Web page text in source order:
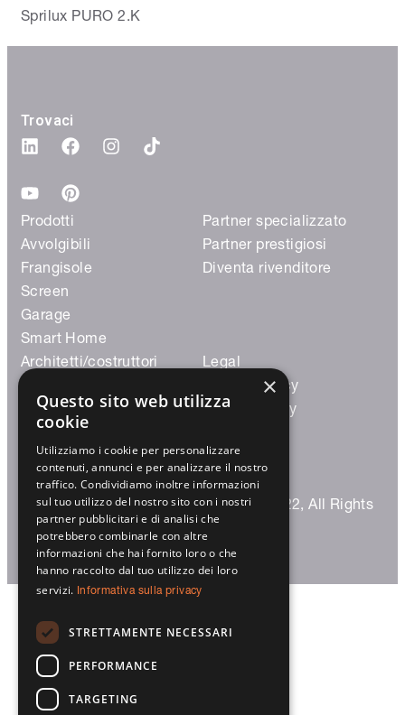
Sprilux PURO 2.K
Trovaci
Prodotti
Avvolgibili
Frangisole
Screen
Garage
Smart Home
Partner specializzato
Partner prestigiosi
Diventa rivenditore
Architetti/costruttori
Trova rivenditore
Legal
Privacy Policy
Cookie Policy
© 2023 Sprilux S.r.l. – P.IVA 03124320122, All Rights
Reserved |Credits
×
Questo sito web utilizza
cookie
Utilizziamo i cookie per personalizzare
contenuti, annunci e per analizzare il nostro
traffico. Condividiamo inoltre informazioni
sul tuo utilizzo del nostro sito con i nostri
partner pubblicitari e di analisi che
potrebbero combinarle con altre
informazioni che hai fornito loro o che
hanno raccolto dal tuo utilizzo dei loro
servizi. Informativa sulla privacy
STRETTAMENTE NECESSARI
PERFORMANCE
TARGETING